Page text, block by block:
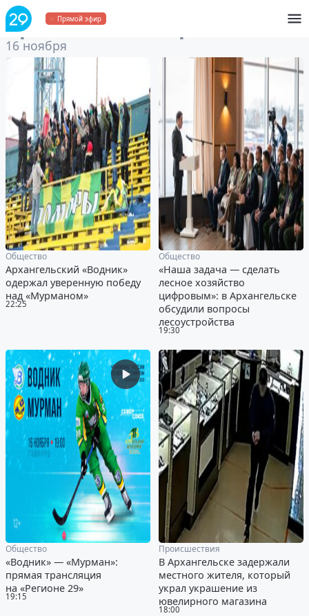
Прямой эфир
Архивза 16 ноября 2022
16 ноября
22:25
Общество
Архангельский «Водник»
одержал уверенную победу
над «Мурманом»
19:30
Общество
«Наша задача — сделать
лесное хозяйство
цифровым»: в Архангельске
обсудили вопросы
лесоустройства
19:15
Общество
«Водник» — «Мурман»:
прямая трансляция
на «Регионе 29»
18:00
Происшествия
В Архангельске задержали
местного жителя, который
украл украшение из
ювелирного магазина